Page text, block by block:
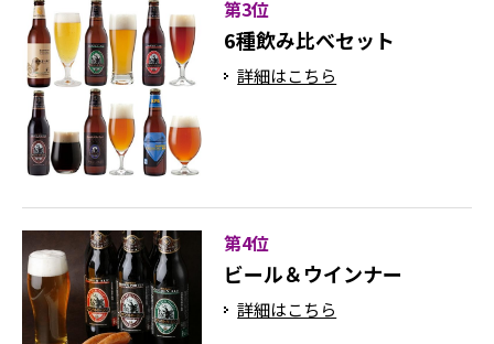
第3位
6種飲み比べセット
詳細はこちら
第4位
ビール＆ウインナー
詳細はこちら